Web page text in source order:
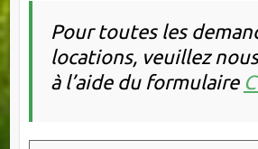
Pour toutes les
locations, veuillez
à l’aide du formulaire